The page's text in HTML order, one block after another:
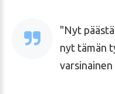
Nyt
nyt tämän